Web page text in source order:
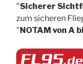
"Sicherer
zum sicheren
" NOTAM von A